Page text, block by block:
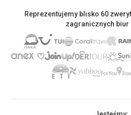
Reprezentujemy blisko 60
zagranicznych biur